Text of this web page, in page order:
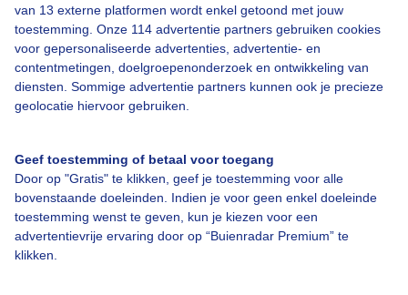
van 13 externe platformen wordt enkel getoond met jouw
toestemming. Onze 114 advertentie partners gebruiken cookies
voor gepersonaliseerde advertenties, advertentie- en
contentmetingen, doelgroepenonderzoek en ontwikkeling van
diensten. Sommige advertentie partners kunnen ook je precieze
geolocatie hiervoor gebruiken.
Geef toestemming of betaal voor toegang
Door op "Gratis" te klikken, geef je toestemming voor alle
bovenstaande doeleinden. Indien je voor geen enkel doeleinde
toestemming wenst te geven, kun je kiezen voor een
advertentievrije ervaring door op “Buienradar Premium” te
klikken.
Bedrijfsgegevens
Veelgestelde vragen
Contact